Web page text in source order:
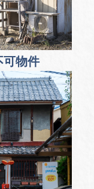
可物件